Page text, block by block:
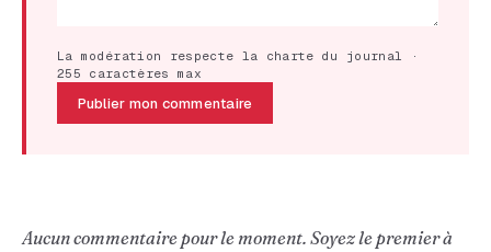
La modération respecte la charte du journal ·
255 caractères max
Publier mon commentaire
Aucun commentaire pour le moment. Soyez le premier à